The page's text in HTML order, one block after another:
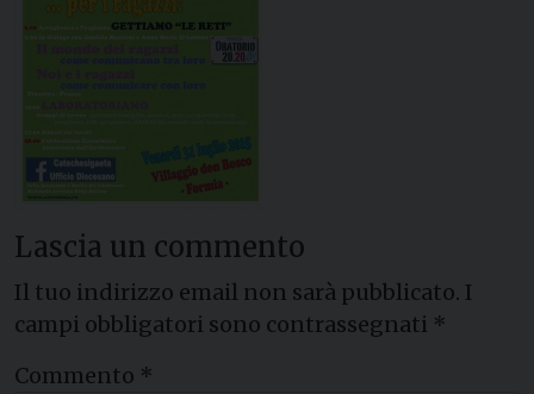
Lascia un commento
Il tuo indirizzo email non sarà pubblicato. I
campi obbligatori sono contrassegnati *
Commento *